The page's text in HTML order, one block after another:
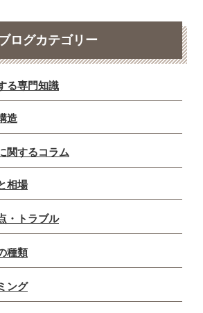
ログカテゴリー
る専門知識
造
関するコラム
相場
・トラブル
種類
ング